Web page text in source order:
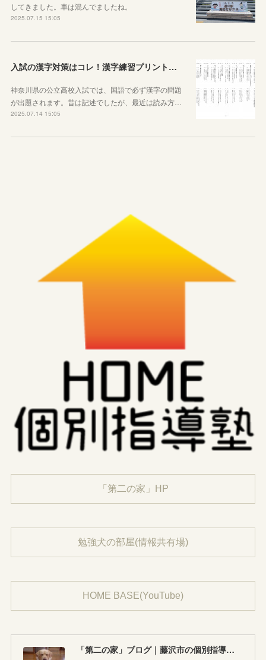
してきました。車は混んでましたね。
2025.07.15 15:05
入試の漢字対策はコレ！漢字練習プリントのご紹介！
神奈川県の公立高校入試では、国語で必ず漢字の問題
が出題されます。昔は記述でしたが、最近は読み方…
2025.07.14 15:05
「第二の家」HP
勉強犬の部屋(情報共有場)
HOME BASE(YouTube)
「第二の家」ブログ｜藤沢市の個別指導塾のお話